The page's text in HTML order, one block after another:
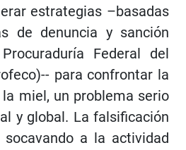
estrategias –basadas
de denuncia y sanción
Federal del
para confrontar la
miel, un problema serio
y global. La falsificación
a la actividad